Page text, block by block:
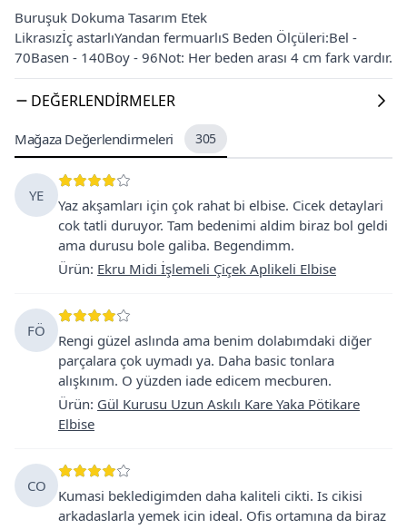
Buruşuk Dokuma Tasarım Etek
Likrasızİç astarlıYandan fermuarlıS Beden Ölçüleri:Bel -
70Basen - 140Boy - 96Not: Her beden arası 4 cm fark vardır.
DEĞERLENDIRMELER
Mağaza Değerlendirmeleri 305
YE
Yaz akşamları için çok rahat bi elbise. Cicek detaylari
cok tatli duruyor. Tam bedenimi aldim biraz bol geldi
ama durusu bole galiba. Begendimm.
Ürün: Ekru Midi İşlemeli Çiçek Aplikeli Elbise
FÖ
Rengi güzel aslında ama benim dolabımdaki diğer
parçalara çok uymadı ya. Daha basic tonlara
alışkınım. O yüzden iade edicem mecburen.
Ürün: Gül Kurusu Uzun Askılı Kare Yaka Pötikare
Elbise
CO
Kumasi bekledigimden daha kaliteli cikti. Is cikisi
arkadaslarla yemek icin ideal. Ofis ortamına da biraz